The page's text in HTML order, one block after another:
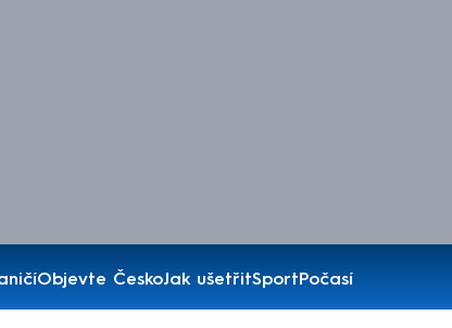
Objevte ČeskoJak ušetřitSportPočasí